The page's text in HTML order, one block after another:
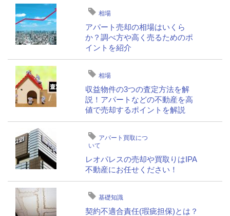
相場
アパート売却の相場はいくら
か？調べ方や高く売るためのポ
イントを紹介
相場
収益物件の3つの査定方法を解
説！アパートなどの不動産を高
値で売却するポイントを解説
アパート買取につ
いて
レオパレスの売却や買取りはIPA
不動産にお任せください！
基礎知識
契約不適合責任(瑕疵担保)とは？